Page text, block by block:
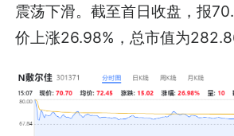
震荡下滑。截至首日收盘，报
价上涨26.98%，总市值为